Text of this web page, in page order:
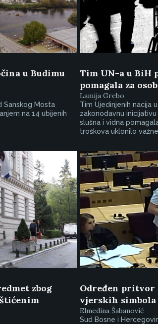
u Budimu
Sanskog Mosta
na 14 ubijenih
Tim UN-a u BiH
pomagala za
Lamija Grebo
Tim Ujedinjenih nacija
zakonodavnu
slušna i vidna
troškova uklonilo važne
zbog
Određen pritvor
vjerskih simbola
Elmedina Šabanović
Sud Bosne i